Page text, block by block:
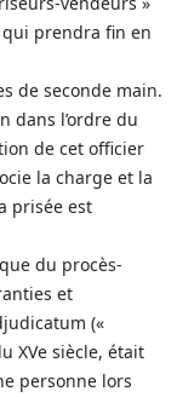
prendra fin en
de seconde main.
dans l’ordre du
de cet officier
la charge et la
prisée est
du procès-
et
(«
XVe siècle, était
personne lors